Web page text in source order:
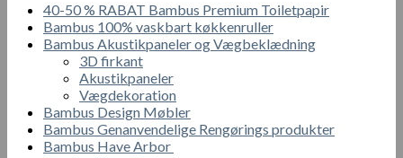
40-50 % RABAT Bambus Premium Toiletpapir
Bambus 100% vaskbart køkkenruller
Bambus Akustikpaneler og Vægbeklædning
3D firkant
Akustikpaneler
Vægdekoration
Bambus Design Møbler
Bambus Genanvendelige Rengørings produkter
Bambus Have Arbor